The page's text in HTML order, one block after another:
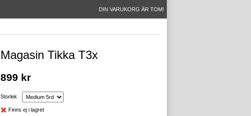
DIN VARUKORG ÄR TOM!
Magasin Tikka T3x
899 kr
Storlek
Finns ej i lagret